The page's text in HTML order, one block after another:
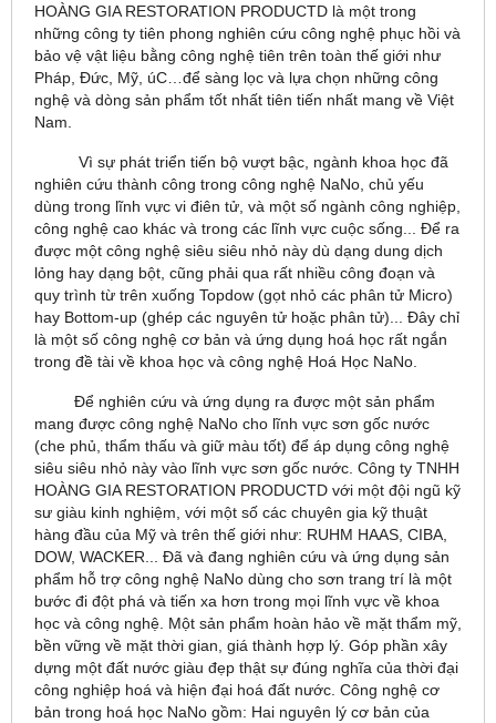
HOÀNG GIA RESTORATION PRODUCTD là một trong
những công ty tiên phong nghiên cứu công nghệ phục hồi và
bảo vệ vật liệu bằng công nghệ tiên trên toàn thế giới như
Pháp, Đức, Mỹ, úC…để sàng lọc và lựa chọn những công
nghệ và dòng sản phẩm tốt nhất tiên tiến nhất mang về Việt
Nam.
Vì sự phát triển tiến bộ vượt bậc, ngành khoa học đã
nghiên cứu thành công trong công nghệ NaNo, chủ yếu
dùng trong lĩnh vực vi điên tử, và một số ngành công nghiệp,
công nghệ cao khác và trong các lĩnh vực cuộc sống... Để ra
được một công nghệ siêu siêu nhỏ này dù dạng dung dịch
lỏng hay dạng bột, cũng phải qua rất nhiều công đoạn và
quy trình từ trên xuống Topdow (gọt nhỏ các phân tử Micro)
hay Bottom-up (ghép các nguyên tử hoặc phân tử)... Đây chỉ
là một số công nghệ cơ bản và ứng dụng hoá học rất ngắn
trong đề tài về khoa học và công nghệ Hoá Học NaNo.
Để nghiên cứu và ứng dụng ra được một sản phẩm
mang được công nghệ NaNo cho lĩnh vực sơn gốc nước
(che phủ, thẩm thấu và giữ màu tốt) để áp dụng công nghệ
siêu siêu nhỏ này vào lĩnh vực sơn gốc nước. Công ty TNHH
HOÀNG GIA RESTORATION PRODUCTD với một đội ngũ kỹ
sư giàu kinh nghiệm, với một số các chuyên gia kỹ thuật
hàng đầu của Mỹ và trên thế giới như: RUHM HAAS, CIBA,
DOW, WACKER... Đã và đang nghiên cứu và ứng dụng sản
phẩm hỗ trợ công nghệ NaNo dùng cho sơn trang trí là một
bước đi đột phá và tiến xa hơn trong mọi lĩnh vực về khoa
học và công nghệ. Một sản phẩm hoàn hảo về mặt thẩm mỹ,
bền vững về mặt thời gian, giá thành hợp lý. Góp phần xây
dựng một đất nước giàu đẹp thật sự đúng nghĩa của thời đại
công nghiệp hoá và hiện đại hoá đất nước. Công nghệ cơ
bản trong hoá học NaNo gồm: Hai nguyên lý cơ bản của